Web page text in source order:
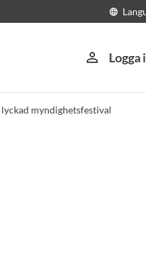
language
person_outline Logga
lyckad myndighetsfestival